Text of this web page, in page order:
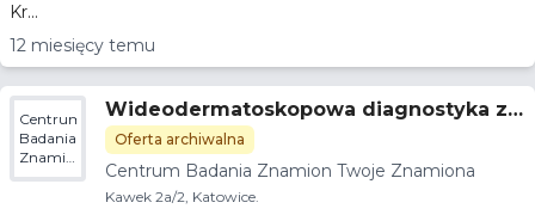
Kr...
12 miesięcy temu
Centrum
Badania
Znamion
Twoje
Wideodermatoskopowa diagnostyka z
mian skórnych
Oferta archiwalna
Centrum Badania Znamion Twoje Znamiona
Kawek 2a/2, Katowice.